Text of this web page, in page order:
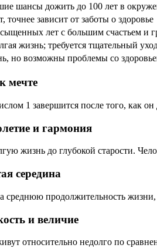
шансы дожить до 100 лет в
точнее зависит от заботы о здоровье
лет с большим счастьем и
жизнь; требуется тщательный
но возможны проблемы со
мечте
1 завершится после того, как
и гармония
жизнь до глубокой старости.
середина
среднюю продолжительность
и величие
относительно недолго по